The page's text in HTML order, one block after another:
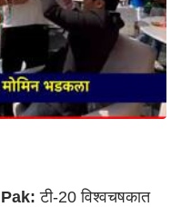
Pak:टी-20 विश्वचषकात